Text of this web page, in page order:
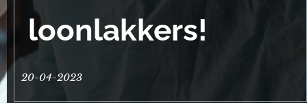
loonlakkers!
20-04-2023